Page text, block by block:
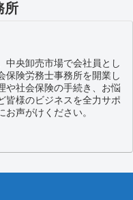
所
中央卸売市場で会社員とし
保険労務士事務所を開業し
や社会保険の手続き、お悩
皆様のビジネスを全力サポ
声がけください。